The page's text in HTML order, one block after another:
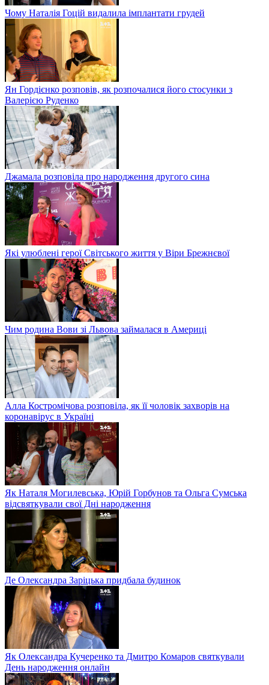
Чому Наталія Гоцій видалила імплантати грудей
Ян Гордієнко розповів, як розпочалися його стосунки з
Валерією Руденко
Джамала розповіла про народження другого сина
Які улюблені герої Світського життя у Віри Брежнєвої
Чим родина Вови зі Львова займалася в Америці
Алла Костромічова розповіла, як її чоловік захворів на
коронавірус в Україні
Як Наталя Могилевська, Юрій Горбунов та Ольга Сумська
відсвяткували свої Дні народження
Де Олександра Заріцька придбала будинок
Як Олександра Кучеренко та Дмитро Комаров святкували
День народження онлайн